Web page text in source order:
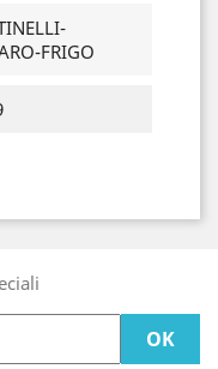
FRIGO